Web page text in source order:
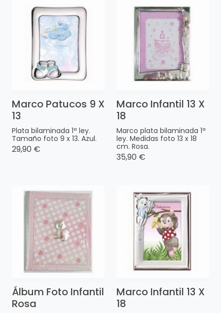
Marco Patucos 9 X
13
Plata bilaminada 1ª ley.
Tamaño foto 9 x 13. Azul.
29,90 €
Marco Infantil 13 X
18
Marco plata bilaminada 1ª
ley. Medidas foto 13 x 18
cm. Rosa.
35,90 €
Álbum Foto Infantil
Rosa
Marco Infantil 13 X
18